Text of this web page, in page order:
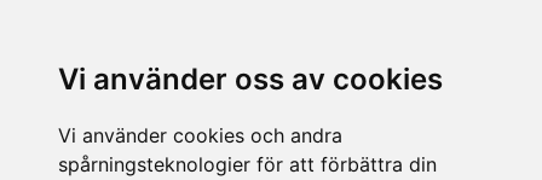
Vi använder oss av cookies
Vi använder cookies och andra
spårningsteknologier för att förbättra din